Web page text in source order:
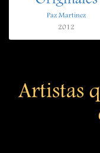
Paz Martinez
2012
Artistas